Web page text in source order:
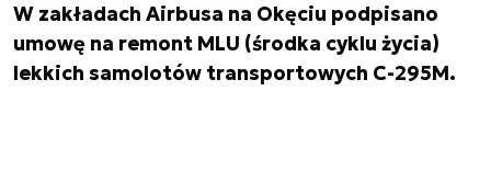
W zakładach Airbusa na Okęciu podpisano
umowę na remont MLU (środka cyklu życia)
lekkich samolotów transportowych C-295M.